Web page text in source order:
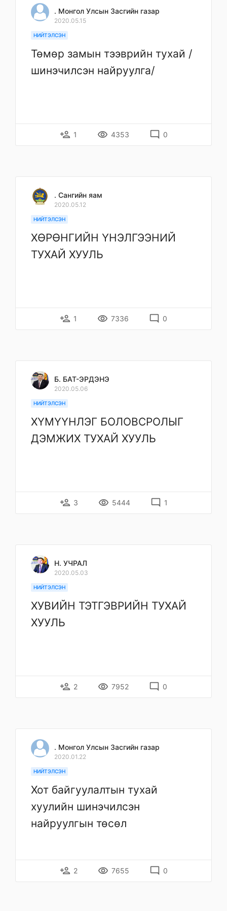
. Монгол Улсын Засгийн газар
2020.05.15
НИЙТЭЛСЭН
Төмөр замын тээврийн тухай /
шинэчилсэн найруулга/
person_add 1 remove_red_eye 4353 mode_comment 0
. Сангийн яам
2020.05.12
НИЙТЭЛСЭН
ХӨРӨНГИЙН ҮНЭЛГЭЭНИЙ
ТУХАЙ ХУУЛЬ
person_add 1 remove_red_eye 7336 mode_comment 0
Б. БАТ-ЭРДЭНЭ
2020.05.06
НИЙТЭЛСЭН
ХҮМҮҮНЛЭГ БОЛОВСРОЛЫГ
ДЭМЖИХ ТУХАЙ ХУУЛЬ
person_add 3 remove_red_eye 5444 mode_comment 1
Н. УЧРАЛ
2020.05.03
НИЙТЭЛСЭН
ХУВИЙН ТЭТГЭВРИЙН ТУХАЙ
ХУУЛЬ
person_add 2 remove_red_eye 7952 mode_comment 0
. Монгол Улсын Засгийн газар
2020.01.22
НИЙТЭЛСЭН
Хот байгуулалтын тухай
хуулийн шинэчилсэн
найруулгын төсөл
person_add 2 remove_red_eye 7655 mode_comment 0